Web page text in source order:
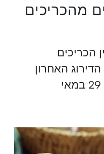
מהכריכים
הכריכים
האחרון